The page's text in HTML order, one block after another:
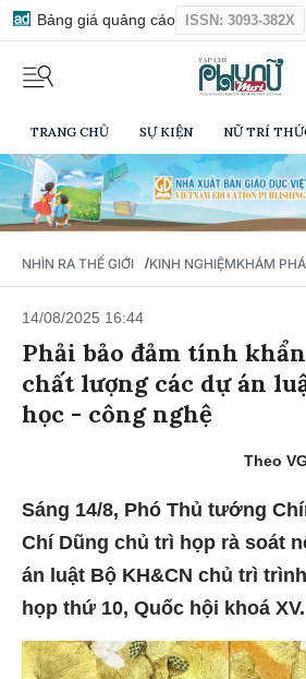
Bảng giá quảng cáo ISSN: 3093-382X
TRANG CHỦ SỰ KIỆN NỮ TRÍ
NHÌN RA THẾ GIỚI /KINH NGHIỆMKHÁM PHÁ
14/08/2025 16:44
Phải bảo đảm tính
chất lượng các dự án
học - công nghệ
Theo
Sáng 14/8, Phó Thủ tướng
Chí Dũng chủ trì họp rà soát
án luật Bộ KH&CN chủ trì
họp thứ 10, Quốc hội khoá XV.